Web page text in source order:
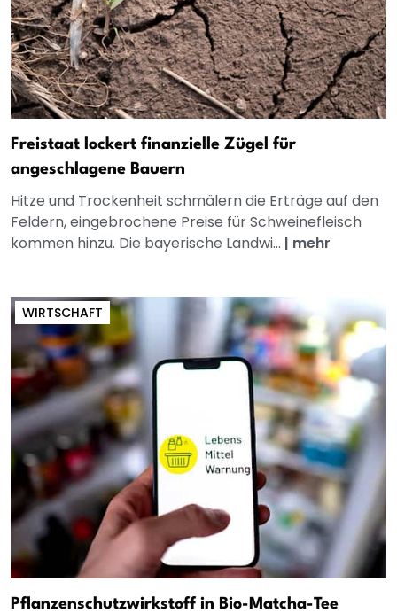
Freistaat lockert finanzielle Zügel für
angeschlagene Bauern
Hitze und Trockenheit schmälern die Erträge auf den
Feldern, eingebrochene Preise für Schweinefleisch
kommen hinzu. Die bayerische Landwi... | mehr
WIRTSCHAFT
Pflanzenschutzwirkstoff in Bio-Matcha-Tee